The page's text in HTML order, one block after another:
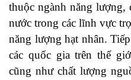
thuộc ngành năng lượng,
nước trong các lĩnh vực
năng lượng hạt nhân.
các quốc gia trên thế
cũng như chất lượng